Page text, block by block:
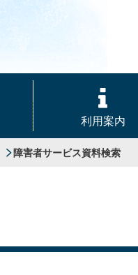
利用案内
障害者サービス資料検索